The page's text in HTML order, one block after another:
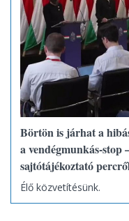
Börtön is járhat a
a vendégmunkás-stop
sajtótájékoztató
Élő közvetítésünk.